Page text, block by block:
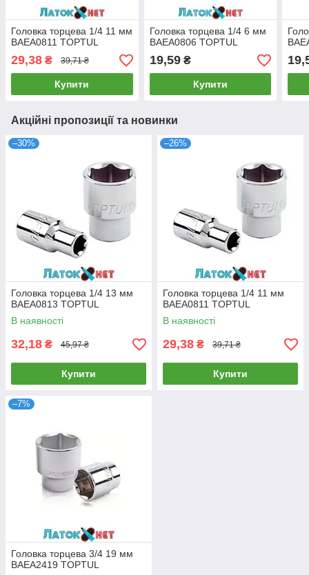
Головка торцева 1/4 11 мм
BAEA0811 TOPTUL
29,38 ₴ 39,71 ₴
Купити
Головка торцева 1/4 6 мм
BAEA0806 TOPTUL
19,59₴
Купити
Акційні пропозиції та новинки
–30%
Головка торцева 1/4 13 мм
BAEA0813 TOPTUL
В наявності
32,18 ₴ 45,97 ₴
Купити
–26%
Головка торцева 1/4 11 мм
BAEA0811 TOPTUL
В наявності
29,38 ₴ 39,71 ₴
Купити
–7%
Головка торцева 3/4 19 мм
BAEA2419 TOPTUL